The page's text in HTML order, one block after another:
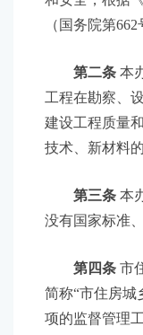
（国务院第
第二条 本
工程在勘察、
建设工程质量
技术、新材料
第三条 本
没有国家标准
第四条 市
简称“市住房城
项的监督管理